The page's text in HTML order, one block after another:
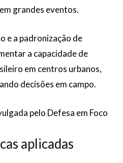
grandes eventos.
e a padronização de
a capacidade de
em centros urbanos,
decisões em campo.
pelo Defesa em Foco
aplicadas